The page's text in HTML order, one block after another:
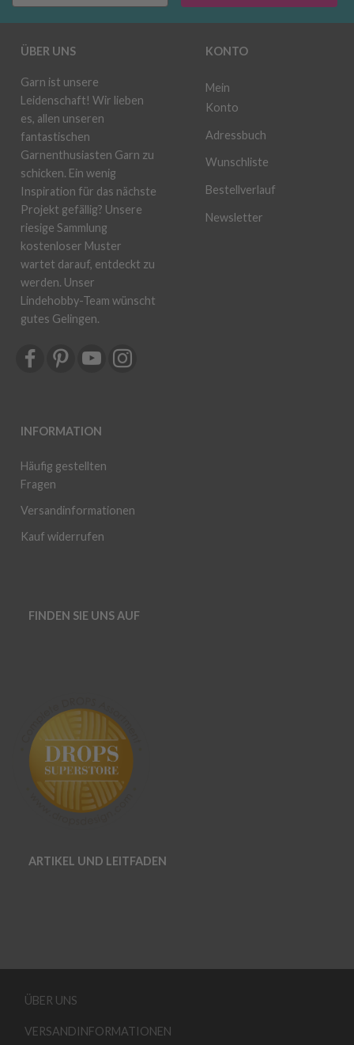
ÜBER UNS
Garn ist unsere
Leidenschaft! Wir lieben
es, allen unseren
fantastischen
Garnenthusiasten Garn zu
schicken. Ein wenig
Inspiration für das nächste
Projekt gefällig? Unsere
riesige Sammlung
kostenloser Muster
wartet darauf, entdeckt zu
werden. Unser
Lindehobby-Team wünscht
gutes Gelingen.
INFORMATION
Häufig gestellten
Fragen
Versandinformationen
Kauf widerrufen
KONTO
Mein
Konto
Adressbuch
Wunschliste
Bestellverlauf
Newsletter
FINDEN SIE UNS AUF
ARTIKEL UND LEITFADEN
ÜBER UNS
VERSANDINFORMATIONEN